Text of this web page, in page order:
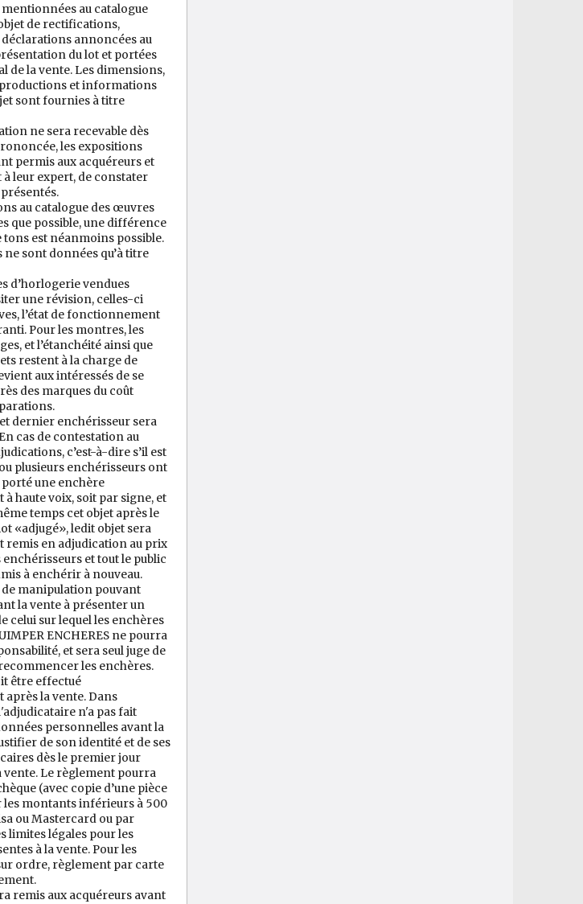
au catalogue
de rectifications,
annoncées au
du lot et portées
de la vente. Les dimensions,
et informations
sont fournies à titre
ne sera recevable dès
les expositions
permis aux acquéreurs et
leur expert, de constater
présentés.
au catalogue des œuvres
que possible, une différence
tons est néanmoins possible.
sont données qu’à titre
d’horlogerie vendues
une révision, celles-ci
l’état de fonctionnement
Pour les montres, les
et l’étanchéité ainsi que
restent à la charge de
aux intéressés de se
des marques du coût
dernier enchérisseur sera
cas de contestation au
c’est-à-dire s’il est
plusieurs enchérisseurs ont
une enchère
à haute voix, soit par signe, et
temps cet objet après le
«adjugé», ledit objet sera
remis en adjudication au prix
et tout le public
à enchérir à nouveau.
de manipulation pouvant
la vente à présenter un
celui sur lequel les enchères
ENCHERES ne pourra
et sera seul juge de
les enchères.
être effectué
la vente. Dans
n'a pas fait
personnelles avant la
de son identité et de ses
dès le premier jour
vente. Le règlement pourra
(avec copie d’une pièce
les montants inférieurs à 500
ou Mastercard ou par
limites légales pour les
à la vente. Pour les
ordre, règlement par carte
remis aux acquéreurs avant